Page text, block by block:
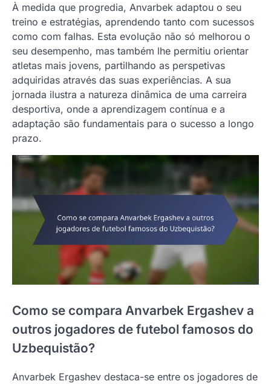
À medida que progredia, Anvarbek adaptou o seu
treino e estratégias, aprendendo tanto com sucessos
como com falhas. Esta evolução não só melhorou o
seu desempenho, mas também lhe permitiu orientar
atletas mais jovens, partilhando as perspetivas
adquiridas através das suas experiências. A sua
jornada ilustra a natureza dinâmica de uma carreira
desportiva, onde a aprendizagem contínua e a
adaptação são fundamentais para o sucesso a longo
prazo.
Como se compara Anvarbek Ergashev a
outros jogadores de futebol famosos do
Uzbequistão?
Anvarbek Ergashev destaca-se entre os jogadores de